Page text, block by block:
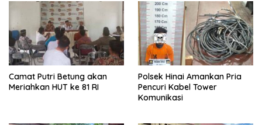
Camat Putri Betung akan
Meriahkan HUT ke 81 RI
Polsek Hinai Amankan Pria
Pencuri Kabel Tower
Komunikasi